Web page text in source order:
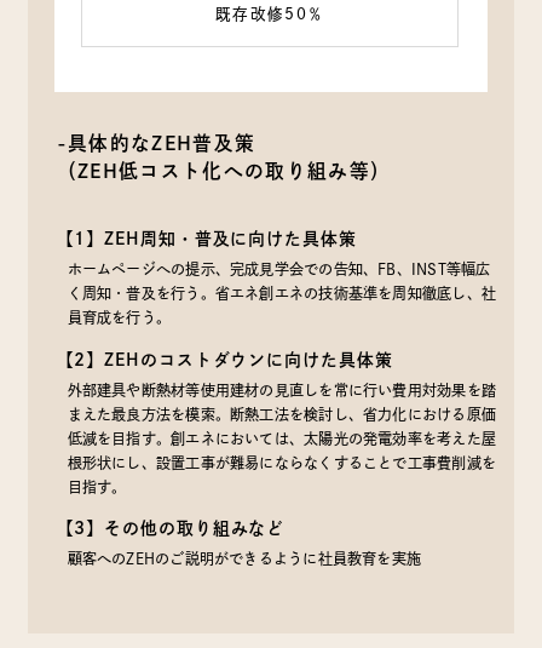
既存改修50％
-具体的なZEH普及策
（ZEH低コスト化への取り組み等）
【1】ZEH周知・普及に向けた具体策
ホームページへの提示、完成見学会での告知、FB、INST等幅広
く周知・普及を行う。省エネ創エネの技術基準を周知徹底し、社
員育成を行う。
【2】ZEHのコストダウンに向けた具体策
外部建具や断熱材等使用建材の見直しを常に行い費用対効果を踏
まえた最良方法を模索。断熱工法を検討し、省力化における原価
低減を目指す。創エネにおいては、太陽光の発電効率を考えた屋
根形状にし、設置工事が難易にならなくすることで工事費削減を
目指す。
【3】その他の取り組みなど
顧客へのZEHのご説明ができるように社員教育を実施